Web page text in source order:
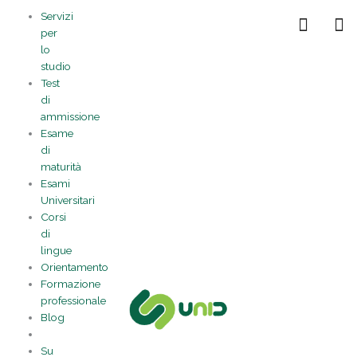
contenuto
Servizi
per
lo
studio
Test
di
ammissione
Esame
di
maturità
Esami
Universitari
Corsi
di
lingue
Orientamento
Formazione
professionale
Blog
Su